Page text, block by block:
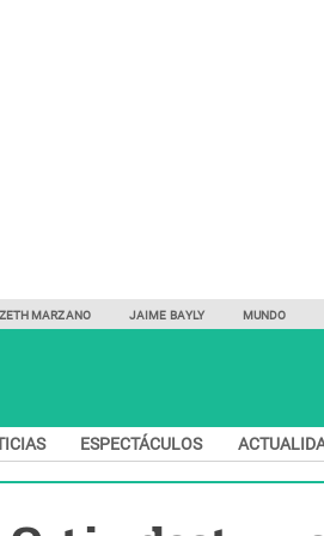
MARZANO JAIME BAYLY MUNDO
ESPECTÁCULOS